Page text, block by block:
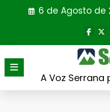
6 de Agosto de
A Voz Serrana